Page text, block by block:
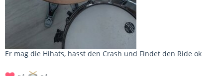
Er mag die Hihats, hasst den Crash und Findet den Ride ok